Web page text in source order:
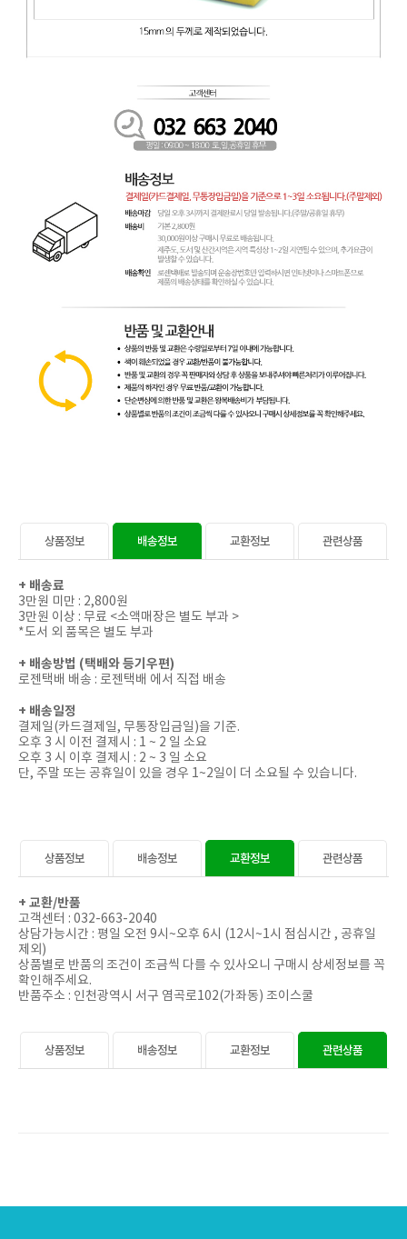
상품정보 배송정보 교환정보 관련상품
+ 배송료
3만원 미만 : 2,800원
3만원 이상 : 무료 <소액매장은 별도 부과 >
*도서 외 품목은 별도 부과
+ 배송방법 (택배와 등기우편)
로젠택배 배송 : 로젠택배 에서 직접 배송
+ 배송일정
결제일(카드결제일, 무통장입금일)을 기준.
오후 3 시 이전 결제시 : 1 ~ 2 일 소요
오후 3 시 이후 결제시 : 2 ~ 3 일 소요
단, 주말 또는 공휴일이 있을 경우 1~2일이 더 소요될 수 있습니다.
상품정보 배송정보 교환정보 관련상품
+ 교환/반품
고객센터 : 032-663-2040
상담가능시간 : 평일 오전 9시~오후 6시 (12시~1시 점심시간 , 공휴일
제외)
상품별로 반품의 조건이 조금씩 다를 수 있사오니 구매시 상세정보를 꼭
확인해주세요.
반품주소 : 인천광역시 서구 염곡로102(가좌동) 조이스쿨
상품정보 배송정보 교환정보 관련상품